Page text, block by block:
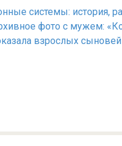
системы: история,
фото с мужем:
взрослых